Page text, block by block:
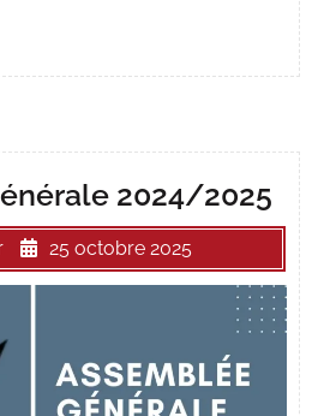
2024/2025
25 octobre 2025